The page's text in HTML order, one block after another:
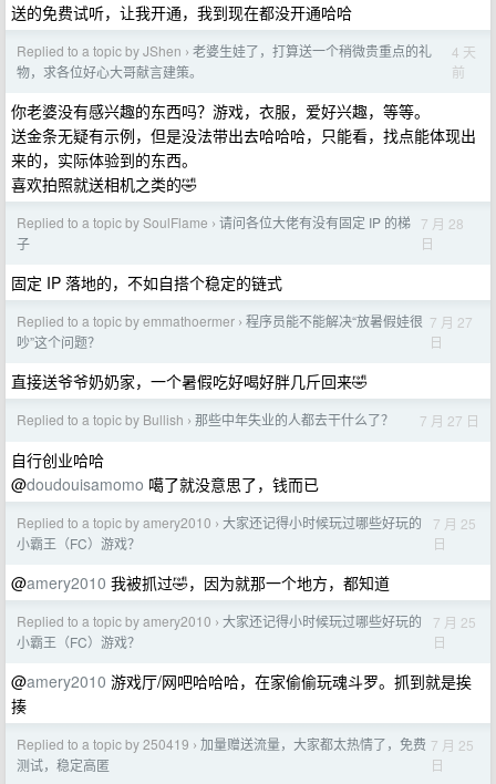
送的免费试听，让我开通，我到现在都没开通哈哈
Replied to a topic by JShen › 老婆生娃了，打算送一个稍微贵重点的礼
物，求各位好心大哥献言建策。
4 天
前
你老婆没有感兴趣的东西吗？游戏，衣服，爱好兴趣，等等。
送金条无疑有示例，但是没法带出去哈哈哈，只能看，找点能体现出
来的，实际体验到的东西。
喜欢拍照就送相机之类的🤣
Replied to a topic by SoulFlame › 请问各位大佬有没有固定 IP 的梯
子
7 月 28
日
固定 IP 落地的，不如自搭个稳定的链式
Replied to a topic by emmathoermer › 程序员能不能解决“放暑假娃很
吵”这个问题？
7 月 27
日
直接送爷爷奶奶家，一个暑假吃好喝好胖几斤回来🤣
Replied to a topic by Bullish › 那些中年失业的人都去干什么了？ 7 月 27 日
自行创业哈哈
@doudouisamomo 噶了就没意思了，钱而已
Replied to a topic by amery2010 › 大家还记得小时候玩过哪些好玩的
小霸王（FC）游戏？
7 月 25
日
@amery2010 我被抓过🤣，因为就那一个地方，都知道
Replied to a topic by amery2010 › 大家还记得小时候玩过哪些好玩的
小霸王（FC）游戏？
7 月 25
日
@amery2010 游戏厅/网吧哈哈哈，在家偷偷玩魂斗罗。抓到就是挨
揍
Replied to a topic by 250419 › 加量赠送流量，大家都太热情了，免费
测试，稳定高匿
7 月 25
日